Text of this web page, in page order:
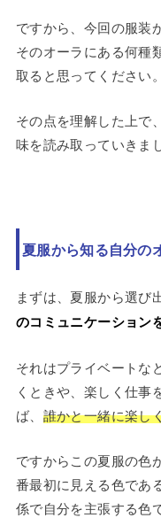
ですから、今回の服装
そのオーラにある何種
取ると思ってください。
その点を理解した上で
味を読み取っていきま
夏服から知る自分の
まずは、夏服から選び
のコミュニケーション
それはプライベートな
くときや、楽しく仕事
ば、 誰かと一緒に楽し
ですからこの夏服の色
番最初に見える色であ
係で自分を主張する色